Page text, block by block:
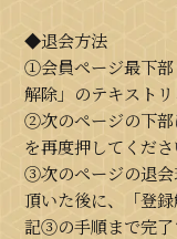
◆退会方法
①会員ページ最下部
解除」のテキストリ
②次のページの下部
を再度押してくださ
③次のページの退会
頂いた後に、「登
記③の手順まで完了